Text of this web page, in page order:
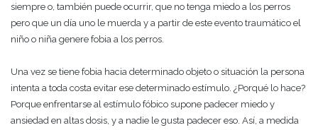
siempre o, también puede ocurrir, que no tenga miedo a los perros
pero que un día uno le muerda y a partir de este evento traumático el
niño o niña genere fobia a los perros.
Una vez se tiene fobia hacia determinado objeto o situación la persona
intenta a toda costa evitar ese determinado estímulo. ¿Porqué lo hace?
Porque enfrentarse al estímulo fóbico supone padecer miedo y
ansiedad en altas dosis, y a nadie le gusta padecer eso. Así, a medida